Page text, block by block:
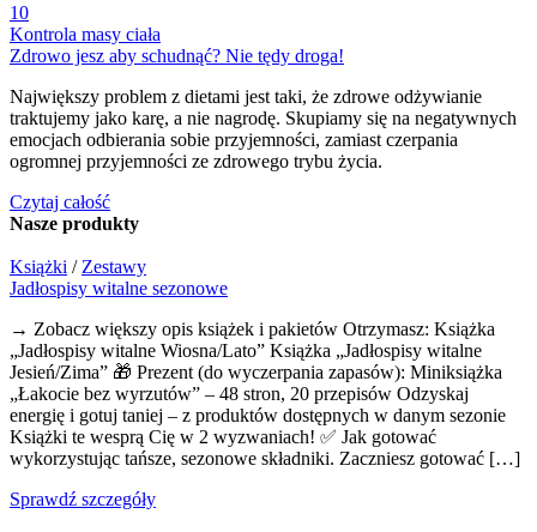
10
Kontrola masy ciała
Zdrowo jesz aby schudnąć? Nie tędy droga!
Największy problem z dietami jest taki, że zdrowe odżywianie
traktujemy jako karę, a nie nagrodę. Skupiamy się na negatywnych
emocjach odbierania sobie przyjemności, zamiast czerpania
ogromnej przyjemności ze zdrowego trybu życia.
Czytaj całość
Nasze produkty
Książki / Zestawy
Jadłospisy witalne sezonowe
→ Zobacz większy opis książek i pakietów Otrzymasz: Książka
„Jadłospisy witalne Wiosna/Lato” Książka „Jadłospisy witalne
Jesień/Zima” 🎁 Prezent (do wyczerpania zapasów): Miniksiążka
„Łakocie bez wyrzutów” – 48 stron, 20 przepisów Odzyskaj
energię i gotuj taniej – z produktów dostępnych w danym sezonie
Książki te wesprą Cię w 2 wyzwaniach! ✅ Jak gotować
wykorzystując tańsze, sezonowe składniki. Zaczniesz gotować […]
Sprawdź szczegóły